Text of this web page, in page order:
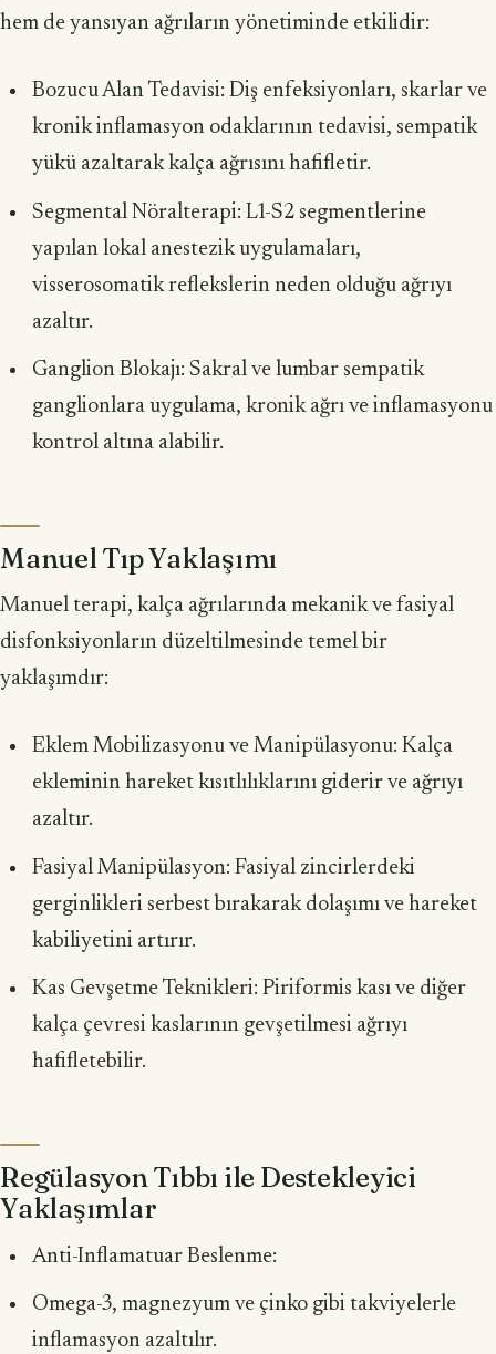
hem de yansıyan ağrıların yönetiminde etkilidir:
Bozucu Alan Tedavisi: Diş enfeksiyonları, skarlar ve
kronik inflamasyon odaklarının tedavisi, sempatik
yükü azaltarak kalça ağrısını hafifletir.
Segmental Nöralterapi: L1-S2 segmentlerine
yapılan lokal anestezik uygulamaları,
visserosomatik reflekslerin neden olduğu ağrıyı
azaltır.
Ganglion Blokajı: Sakral ve lumbar sempatik
ganglionlara uygulama, kronik ağrı ve inflamasyonu
kontrol altına alabilir.
Manuel Tıp Yaklaşımı
Manuel terapi, kalça ağrılarında mekanik ve fasiyal
disfonksiyonların düzeltilmesinde temel bir
yaklaşımdır:
Eklem Mobilizasyonu ve Manipülasyonu: Kalça
ekleminin hareket kısıtlılıklarını giderir ve ağrıyı
azaltır.
Fasiyal Manipülasyon: Fasiyal zincirlerdeki
gerginlikleri serbest bırakarak dolaşımı ve hareket
kabiliyetini artırır.
Kas Gevşetme Teknikleri: Piriformis kası ve diğer
kalça çevresi kaslarının gevşetilmesi ağrıyı
hafifletebilir.
Regülasyon Tıbbı ile Destekleyici
Yaklaşımlar
Anti-Inflamatuar Beslenme:
Omega-3, magnezyum ve çinko gibi takviyelerle
inflamasyon azaltılır.